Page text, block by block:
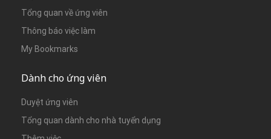
Tổng quan về ứng viên
Thông báo việc làm
My Bookmarks
Dành cho ứng viên
Duyệt ứng viên
Tổng quan dành cho nhà tuyển dụng